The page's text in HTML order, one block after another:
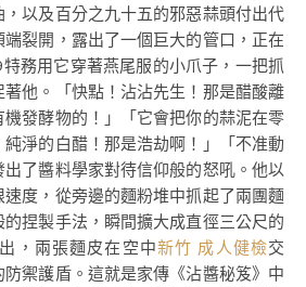
以及百分之九十五的邪惡蒜頭付出代
裂開，露出了一個巨大的管口，正在
務用它穿著燕尾服的小爪子，一把抓
他。「快點！沾沾先生！那是醋酸離
發酵物的！」「它會把你的蒜泥在零
淨的白醋！那是浩劫啊！」「不准動
了醬料學家對待信仰般的怒吼。他以
度，從旁邊的麵粉堆中抓起了兩團麵
捏製手法，瞬間擴大成直徑三公尺的
，兩張麵皮在空中新竹 成人健檢交
禦護盾。這就是家傳《沾醬秘笈》中